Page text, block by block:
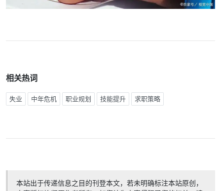
相关热词
失业 中年危机 职业规划 技能提升 求职策略
本站出于传递信息之目的刊登本文，若未明确标注本站原创，